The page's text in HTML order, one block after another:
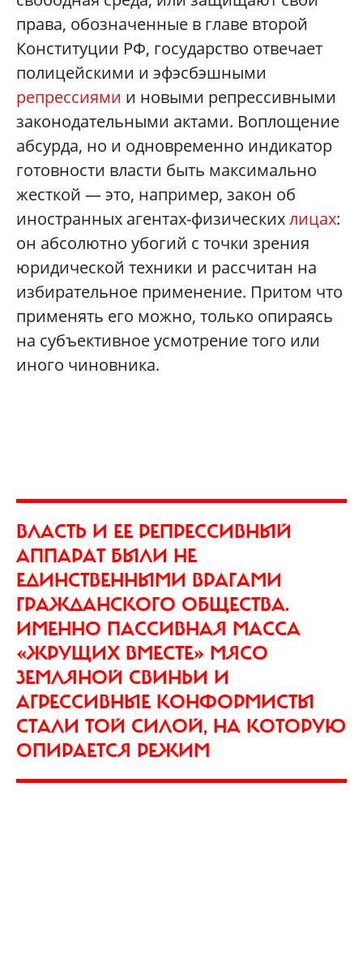
права, обозначенные в главе второй
Конституции РФ, государство отвечает
полицейскими и эфэсбэшными
репрессиями и новыми репрессивными
законодательными актами. Воплощение
абсурда, но и одновременно индикатор
готовности власти быть максимально
жесткой — это, например, закон об
иностранных агентах-физическихлицах:
он абсолютно убогий с точки зрения
юридической техники и рассчитан на
избирательное применение. Притом что
применять его можно, только опираясь
на субъективное усмотрение того или
иного чиновника.
ВЛАСТЬ И ЕЕ РЕПРЕССИВНЫЙ
АППАРАТ БЫЛИ НЕ
ЕДИНСТВЕННЫМИ ВРАГАМИ
ГРАЖДАНСКОГО ОБЩЕСТВА.
ИМЕННО ПАССИВНАЯ МАССА
«ЖРУЩИХ ВМЕСТЕ» МЯСО
ЗЕМЛЯНОЙ СВИНЬИ И
АГРЕССИВНЫЕ КОНФОРМИСТЫ
СТАЛИ ТОЙ СИЛОЙ, НА КОТОРУЮ
ОПИРАЕТСЯ РЕЖИМ